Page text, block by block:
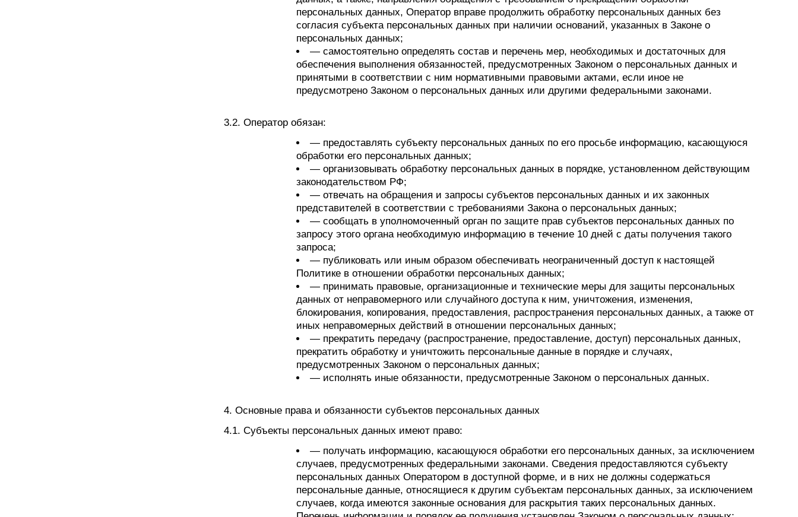
персональных данных, Оператор вправе продолжить обработку персональных данных без
согласия субъекта персональных данных при наличии оснований, указанных в Законе о
персональных данных;
— самостоятельно определять состав и перечень мер, необходимых и достаточных для
обеспечения выполнения обязанностей, предусмотренных Законом о персональных данных и
принятыми в соответствии с ним нормативными правовыми актами, если иное не
предусмотрено Законом о персональных данных или другими федеральными законами.
3.2. Оператор обязан:
— предоставлять субъекту персональных данных по его просьбе информацию, касающуюся
обработки его персональных данных;
— организовывать обработку персональных данных в порядке, установленном действующим
законодательством РФ;
— отвечать на обращения и запросы субъектов персональных данных и их законных
представителей в соответствии с требованиями Закона о персональных данных;
— сообщать в уполномоченный орган по защите прав субъектов персональных данных по
запросу этого органа необходимую информацию в течение 10 дней с даты получения такого
запроса;
— публиковать или иным образом обеспечивать неограниченный доступ к настоящей
Политике в отношении обработки персональных данных;
— принимать правовые, организационные и технические меры для защиты персональных
данных от неправомерного или случайного доступа к ним, уничтожения, изменения,
блокирования, копирования, предоставления, распространения персональных данных, а также от
иных неправомерных действий в отношении персональных данных;
— прекратить передачу (распространение, предоставление, доступ) персональных данных,
прекратить обработку и уничтожить персональные данные в порядке и случаях,
предусмотренных Законом о персональных данных;
— исполнять иные обязанности, предусмотренные Законом о персональных данных.
4. Основные права и обязанности субъектов персональных данных
4.1. Субъекты персональных данных имеют право:
— получать информацию, касающуюся обработки его персональных данных, за исключением
случаев, предусмотренных федеральными законами. Сведения предоставляются субъекту
персональных данных Оператором в доступной форме, и в них не должны содержаться
персональные данные, относящиеся к другим субъектам персональных данных, за исключением
случаев, когда имеются законные основания для раскрытия таких персональных данных.